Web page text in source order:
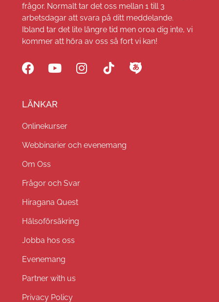
frågor. Normalt tar det oss mellan 1 till 3
arbetsdagar att svara på ditt meddelande.
Ibland tar det lite längre tid men oroa dig inte, vi
kommer att höra av oss så fort vi kan!
LÄNKAR
Onlinekurser
Webbinarier och evenemang
Om Oss
Frågor och Svar
Hiragana Quest
Hälsoförsäkring
Jobba hos oss
Evenemang
Partner with us
Privacy Policy